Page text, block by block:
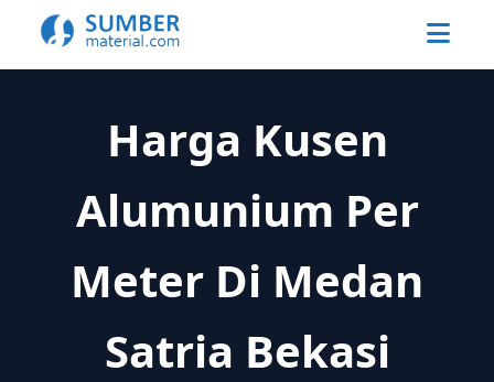
Harga Kusen
Alumunium Per
Meter Di Medan
Satria Bekasi